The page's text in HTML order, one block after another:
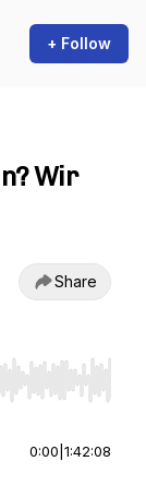
+ Follow
Wir
Share
End to jump to
0:00 1:42:08